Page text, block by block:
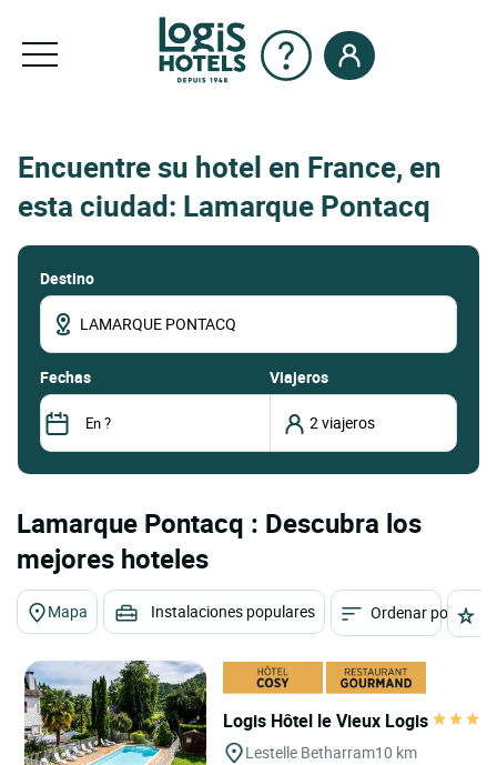
Encuentre su hotel en France, en
esta ciudad: Lamarque Pontacq
Destino
fechas Viajeros
Lamarque Pontacq : Descubra los
mejores hoteles
Mapa Instalaciones populares Ordenar por
Logis Hôtel le Vieux Logis
Lestelle Betharram10 km